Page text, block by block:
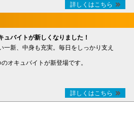
詳しくはこちら
ュバイトが新しくなりました！
一新、中身も充実。毎日をしっかり支え
オキュバイトが新登場です。
詳しくはこちら